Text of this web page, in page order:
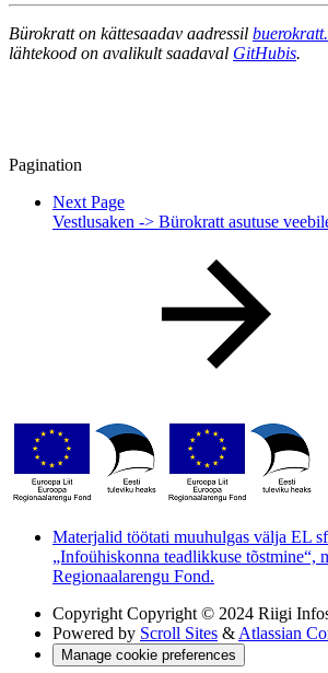
Bürokratt on kättesaadav aadressil
lähtekood on avalikult saadaval GitHubis.
Pagination
Next Page
Vestlusaken -> Bürokratt asutuse
Materjalid töötati muuhulgas välja EL
„Infoühiskonna teadlikkuse tõstmine“,
Regionaalarengu Fond.
Copyright Copyright © 2024 Riigi
Powered by Scroll Sites & Atlassian
Manage cookie preferences